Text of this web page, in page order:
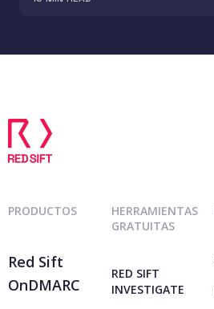
PRODUCTOS
Red Sift
OnDMARC
HERRAMIENTAS
GRATUITAS
RED SIFT
INVESTIGATE